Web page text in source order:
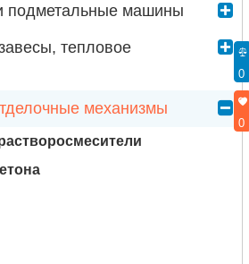
подметальные машины
тепловое
механизмы
0
0